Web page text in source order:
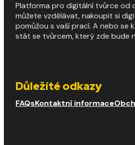
Platforma pro digitální tvůrce od
můžete vzdělávat, nakoupit si
pomůžou s vaší prací. A nebo se
stát se tvůrcem, který zde bude
Důležíté odkazy
FAQsKontaktní informace